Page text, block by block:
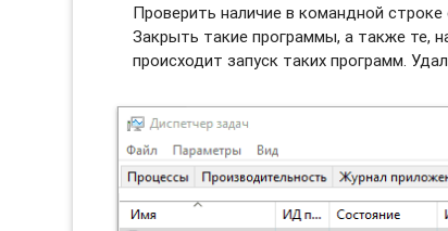
Проверить наличие в командной строке
Закрыть такие программы, а также те,
происходит запуск таких программ.